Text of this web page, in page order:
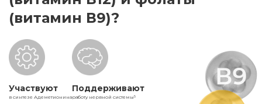
(витамин В9)?
Участвуют
в синтезе Адеметионина
Поддерживают
работу нервной системы5